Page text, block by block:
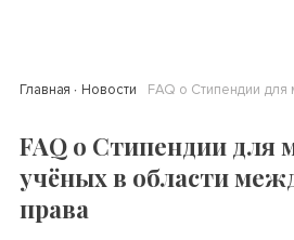
Главная Новости
FAQ о Стипендии для
учёных в области
права